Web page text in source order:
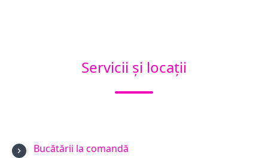
Servicii și locații
Bucătării la comandă